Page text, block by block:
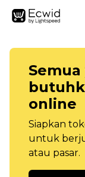
online
Siapkan
untuk
atau pasar.